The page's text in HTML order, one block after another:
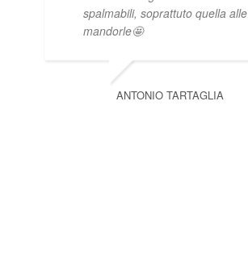
spalmabili, soprattuto quella alle
mandorle🤩
ANTONIO TARTAGLIA